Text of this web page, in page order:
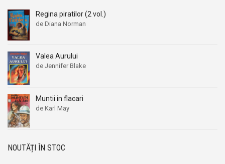
Regina piratilor (2 vol.)
de Diana Norman
Valea Aurului
de Jennifer Blake
Muntii in flacari
de Karl May
NOUTĂȚI ÎN STOC